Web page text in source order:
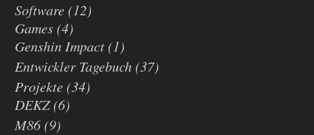
Software(12)
Games(4)
Genshin Impact(1)
Entwickler Tagebuch(37)
Projekte(34)
DEKZ(6)
M86(9)